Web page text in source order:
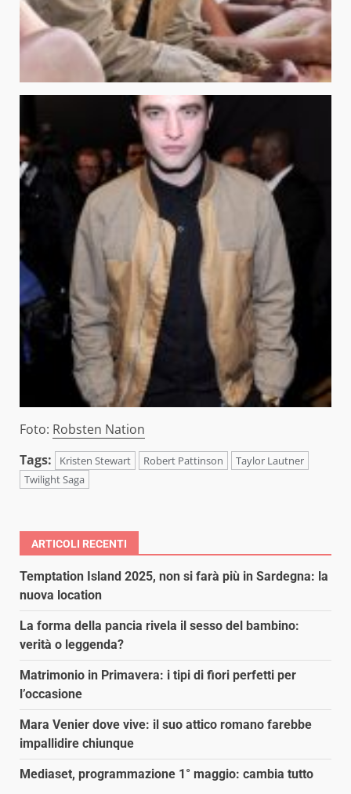
Foto: Robsten Nation
Tags:
Kristen Stewart Robert Pattinson
Taylor Lautner
Twilight Saga
ARTICOLI RECENTI
Temptation Island 2025, non si farà più in Sardegna: la
nuova location
La forma della pancia rivela il sesso del bambino:
verità o leggenda?
Matrimonio in Primavera: i tipi di fiori perfetti per
l’occasione
Mara Venier dove vive: il suo attico romano farebbe
impallidire chiunque
Mediaset, programmazione 1° maggio: cambia tutto